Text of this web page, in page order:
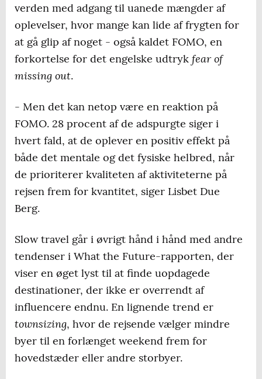
verden med adgang til uanede mængder af
oplevelser, hvor mange kan lide af frygten for
at gå glip af noget - også kaldet FOMO, en
forkortelse for det engelske udtryk fear of
missing out.
- Men det kan netop være en reaktion på
FOMO. 28 procent af de adspurgte siger i
hvert fald, at de oplever en positiv effekt på
både det mentale og det fysiske helbred, når
de prioriterer kvaliteten af aktiviteterne på
rejsen frem for kvantitet, siger Lisbet Due
Berg.
Slow travel går i øvrigt hånd i hånd med andre
tendenser i What the Future-rapporten, der
viser en øget lyst til at finde uopdagede
destinationer, der ikke er overrendt af
influencere endnu. En lignende trend er
townsizing, hvor de rejsende vælger mindre
byer til en forlænget weekend frem for
hovedstæder eller andre storbyer.